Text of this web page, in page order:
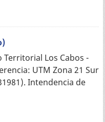
Los Cabos -
UTM Zona 21 Sur
Intendencia de